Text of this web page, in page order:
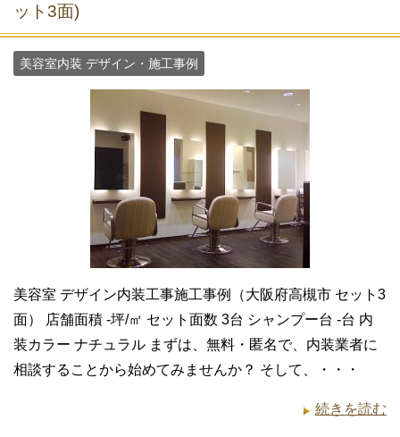
ット3面)
美容室内装 デザイン・施工事例
美容室 デザイン内装工事施工事例（大阪府高槻市 セット3
面） 店舗面積 -坪/㎡ セット面数 3台 シャンプー台 -台 内
装カラー ナチュラル まずは、無料・匿名で、内装業者に
相談することから始めてみませんか？ そして、・・・
続きを読む